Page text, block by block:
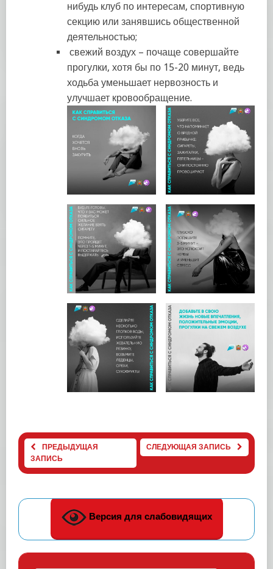
нибудь клуб по интересам, спортивную
секцию или занявшись общественной
деятельностью;
свежий воздух – почаще совершайте
прогулки, хотя бы по 15-20 минут, ведь
ходьба уменьшает нервозность и
улучшает кровообращение.
ПРЕДЫДУЩАЯ
ЗАПИСЬ
СЛЕДУЮЩАЯ ЗАПИСЬ
Версия для слабовидящих